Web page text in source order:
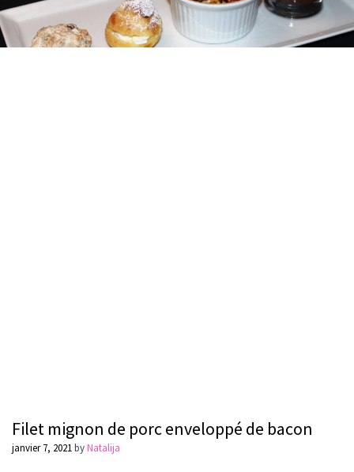
Filet mignon de porc enveloppé de bacon
janvier 7, 2021byNatalija